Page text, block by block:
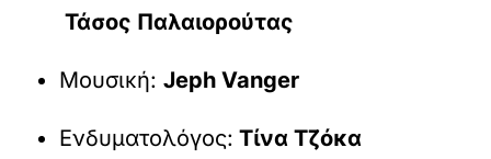
Τάσος Παλαιορούτας
Μουσική:Jeph Vanger
Ενδυματολόγος: Τίνα Τζόκα